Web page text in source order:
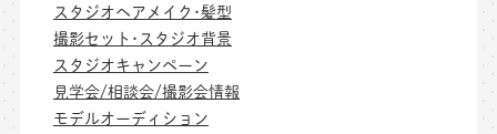
スタジオヘアメイク･髪型
撮影セット･スタジオ背景
スタジオキャンペーン
見学会/相談会/撮影会情報
モデルオーディション